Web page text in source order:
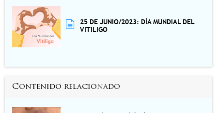
25 DE JUNIO/2023: DÍA MUNDIAL DEL
VITILIGO
Contenido relacionado